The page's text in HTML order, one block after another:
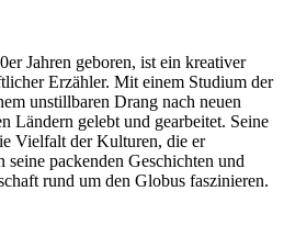
Jahren geboren, ist ein kreativer
Erzähler. Mit einem Studium der
unstillbaren Drang nach neuen
Ländern gelebt und gearbeitet. Seine
Vielfalt der Kulturen, die er
seine packenden Geschichten und
rund um den Globus faszinieren.